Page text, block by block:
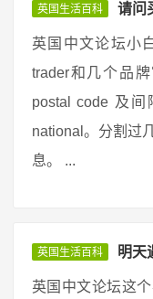
英国生活百科 请问
英国中文论坛小
trader和几个品
postal code 及
national。分割过
息。 ...
英国生活百科 明天
英国中文论坛这